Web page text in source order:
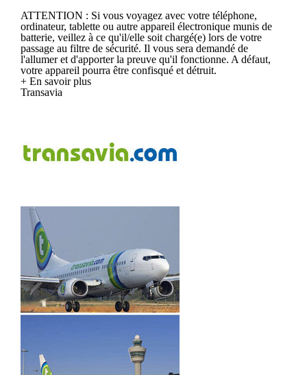
ATTENTION : Si vous voyagez avec votre téléphone,
ordinateur, tablette ou autre appareil électronique munis de
batterie, veillez à ce qu'il/elle soit chargé(e) lors de votre
passage au filtre de sécurité. Il vous sera demandé de
l'allumer et d'apporter la preuve qu'il fonctionne. A défaut,
votre appareil pourra être confisqué et détruit.
+ En savoir plus
Transavia